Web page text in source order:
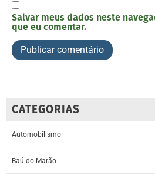
Salvar meus dados neste
que eu comentar.
CATEGORIAS
Automobilismo
Baú do Marão